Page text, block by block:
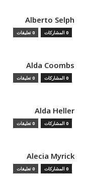
Alberto Selph
0 المشاركات 0 تعليقات
Alda Coombs
0 المشاركات 0 تعليقات
Alda Heller
0 المشاركات 0 تعليقات
Alecia Myrick
0 المشاركات 0 تعليقات